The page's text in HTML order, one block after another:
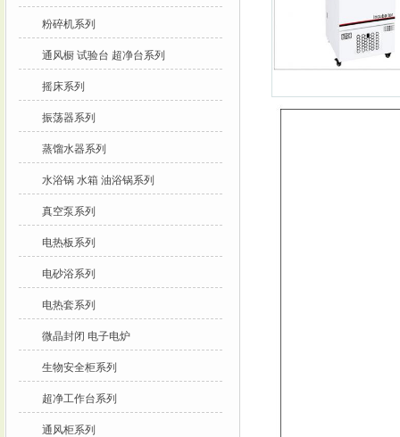
粉碎机系列
通风橱 试验台 超净台系列
摇床系列
振荡器系列
蒸馏水器系列
水浴锅 水箱 油浴锅系列
真空泵系列
电热板系列
电砂浴系列
电热套系列
微晶封闭 电子电炉
生物安全柜系列
超净工作台系列
通风柜系列